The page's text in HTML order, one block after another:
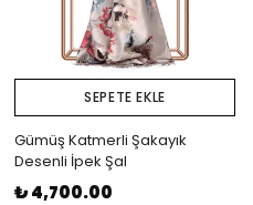
SEPETE EKLE
Gümüş Katmerli Şakayık
Desenli İpek Şal
₺ 4,700.00